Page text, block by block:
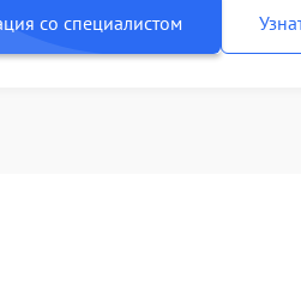
со специалистом